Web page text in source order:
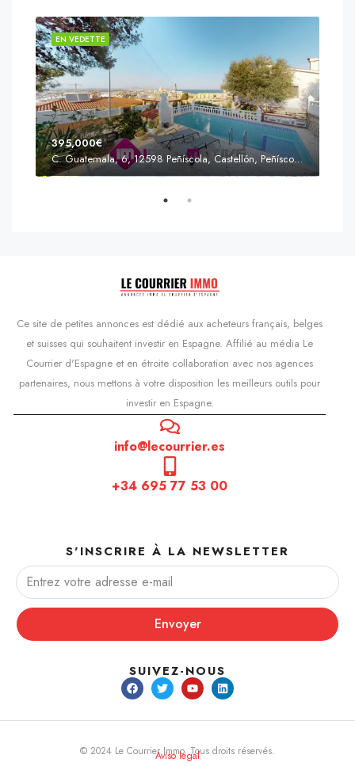
EN VEDETTE
395,000€
C. Guatemala, 6, 12598 Peñíscola, Castellón, Peñíscola, Communauté valencienne
Ce site de petites annonces est dédié aux acheteurs français, belges
et suisses qui souhaitent investir en Espagne. Affilié au média Le
Courrier d'Espagne et en étroite collaboration avec nos agences
partenaires, nous mettons à votre disposition les meilleurs outils pour
investir en Espagne.
info@lecourrier.es
+34 695 77 53 00
S'INSCRIRE À LA NEWSLETTER
Envoyer
SUIVEZ-NOUS
© 2024 Le Courrier Immo. Tous droits réservés.
Aviso legal